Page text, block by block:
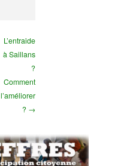
L’entraide
à Saillans
?
Comment
l’améliorer
? →